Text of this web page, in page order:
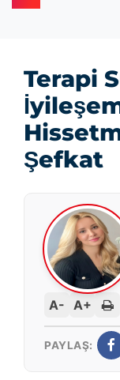
Terapi
Şefkat
A- A+
PAYLAŞ: